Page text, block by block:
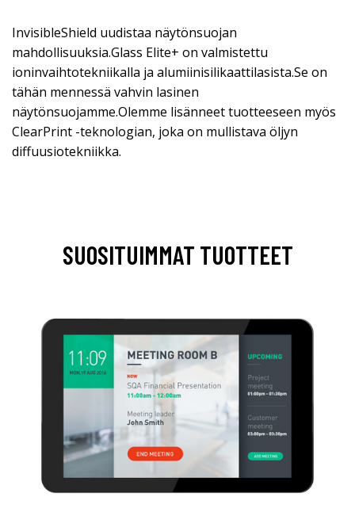
InvisibleShield uudistaa näytönsuojan
mahdollisuuksia.Glass Elite+ on valmistettu
ioninvaihtotekniikalla ja alumiinisilikaattilasista.Se on
tähän mennessä vahvin lasinen
näytönsuojamme.Olemme lisänneet tuotteeseen myös
ClearPrint -teknologian, joka on mullistava öljyn
diffuusiotekniikka.
SUOSITUIMMAT TUOTTEET